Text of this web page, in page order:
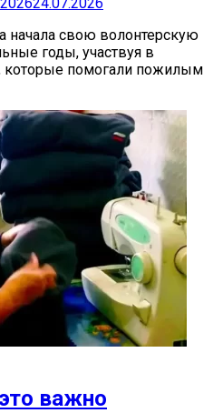
24.07.2026
начала свою волонтерскую
годы, участвуя в
которые помогали пожилым
важно